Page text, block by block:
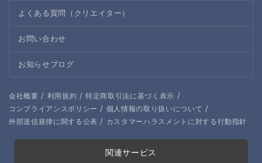
よくある質問（クリエイター）
お問い合わせ
お知らせブログ
会社概要 / 利用規約 / 特定商取引法に基づく表示 /
コンプライアンスポリシー / 個人情報の取り扱いについて /
外部送信規律に関する公表 / カスタマーハラスメントに対する行動指針
関連サービス